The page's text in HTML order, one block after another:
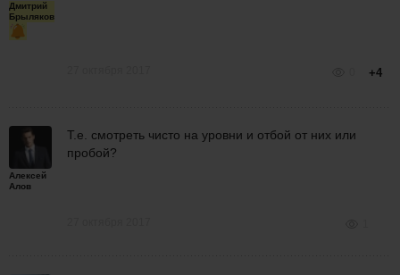
Дмитрий
Брыляков
+4
Алексей
Алов
Т.е. смотреть чисто на уровни и отбой от них или
пробой?